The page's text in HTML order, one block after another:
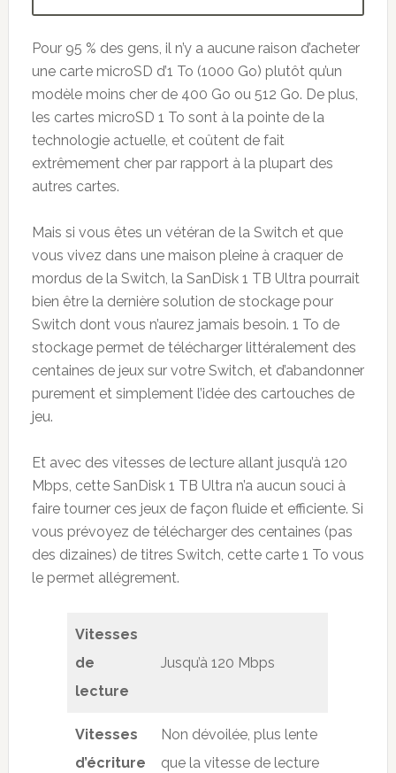
Pour 95 % des gens, il n’y a aucune raison d’acheter
une carte microSD d’1 To (1000 Go) plutôt qu’un
modèle moins cher de 400 Go ou 512 Go. De plus,
les cartes microSD 1 To sont à la pointe de la
technologie actuelle, et coûtent de fait
extrêmement cher par rapport à la plupart des
autres cartes.
Mais si vous êtes un vétéran de la Switch et que
vous vivez dans une maison pleine à craquer de
mordus de la Switch, la SanDisk 1 TB Ultra pourrait
bien être la dernière solution de stockage pour
Switch dont vous n’aurez jamais besoin. 1 To de
stockage permet de télécharger littéralement des
centaines de jeux sur votre Switch, et d’abandonner
purement et simplement l’idée des cartouches de
jeu.
Et avec des vitesses de lecture allant jusqu’à 120
Mbps, cette SanDisk 1 TB Ultra n’a aucun souci à
faire tourner ces jeux de façon fluide et efficiente. Si
vous prévoyez de télécharger des centaines (pas
des dizaines) de titres Switch, cette carte 1 To vous
le permet allégrement.
Vitesses
de
lecture
Jusqu’à 120 Mbps
Vitesses
d’écriture
Non dévoilée, plus lente
que la vitesse de lecture